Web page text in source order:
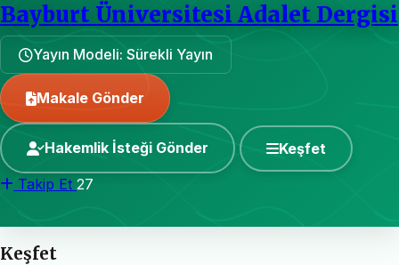
Bayburt Üniversitesi Adalet Dergisi
Yayın Modeli: Sürekli Yayın
Makale Gönder
Hakemlik İsteği Gönder Keşfet
Takip Et 27
Keşfet